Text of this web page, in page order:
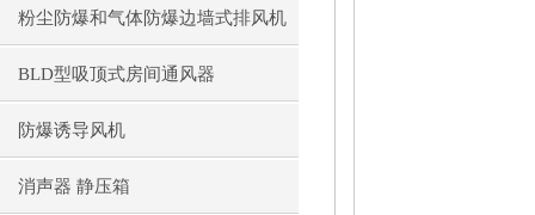
粉尘防爆和气体防爆边墙式排风机
BLD型吸顶式房间通风器
防爆诱导风机
消声器 静压箱